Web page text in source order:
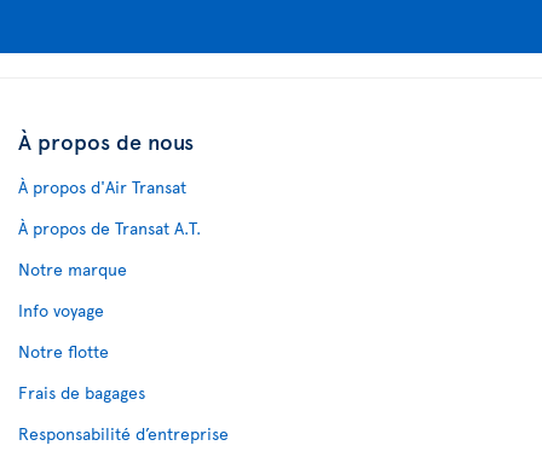
À propos de nous
À propos d'Air Transat
À propos de Transat A.T.
Notre marque
Info voyage
Notre flotte
Frais de bagages
Responsabilité d’entreprise